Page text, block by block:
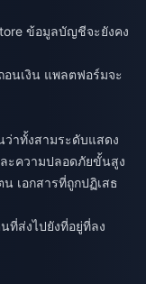
ข้อมูลบัญชีจะยังคง
นเงิน แพลตฟอร์มจะ
าทั้งสามระดับแสดง
ะความปลอดภัยขั้นสูง
เอกสารที่ถูกปฏิเสธ
ที่ส่งไปยังที่อยู่ที่ลง